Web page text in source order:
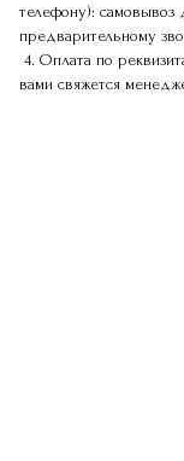
телефону):
предварительному
4. Оплата по
вами свяжется